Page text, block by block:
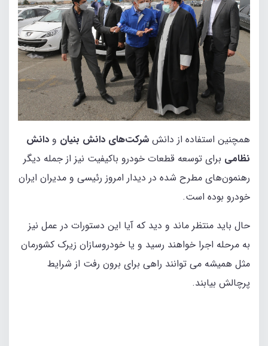
همچنین استفاده از دانش شرکت‌های دانش بنیان و دانش
نظامی برای توسعه قطعات خودرو باکیفیت نیز از جمله دیگر
رهنمون‌های مطرح شده در دیدار امروز رئیسی و مدیران ایران
خودرو بوده است.
حال باید منتظر ماند و دید که آیا این دستورات در عمل نیز
به مرحله اجرا خواهند رسید و یا خودروسازان زیرک کشورمان
مثل همیشه می توانند راهی برای برون رفت از شرایط
پرچالش بیابند.